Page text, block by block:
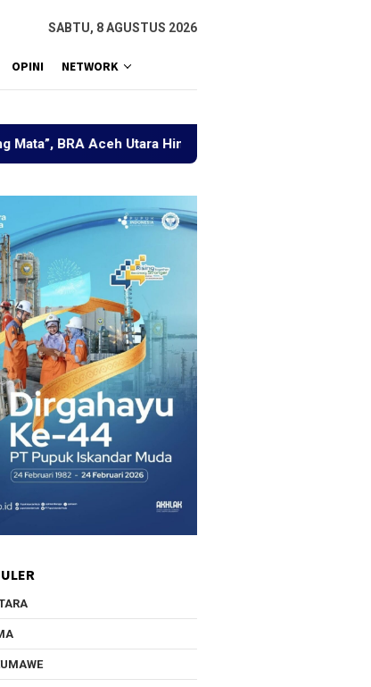
SABTU, 8 AGUSTUS 2026
OPINI NETWORK
Utara Himpun Berbagai Elemen Bahas Penguatan